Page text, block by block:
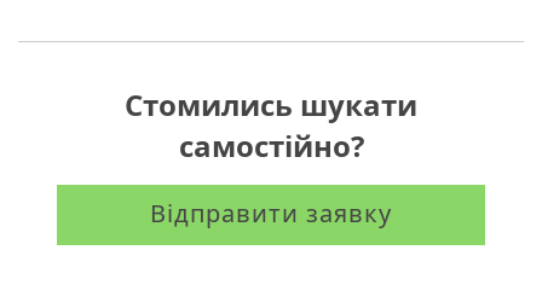
Стомились шукати
самостійно?
Відправити заявку